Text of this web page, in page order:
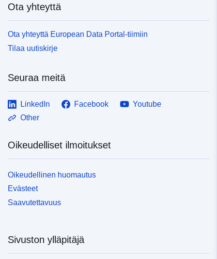
Ota yhteyttä
Ota yhteyttä European Data Portal-tiimiin
Tilaa uutiskirje
Seuraa meitä
LinkedIn Facebook
Youtube
Other
Oikeudelliset ilmoitukset
Oikeudellinen huomautus
Evästeet
Saavutettavuus
Sivuston ylläpitäjä